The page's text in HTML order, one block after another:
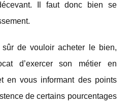
Il faut donc bien se
de vouloir acheter le bien,
d’exercer son métier en
en vous informant des points
de certains pourcentages